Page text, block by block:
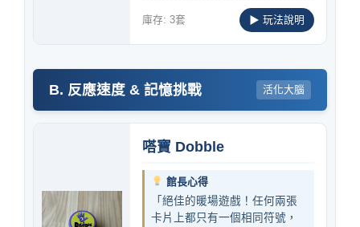
庫存: 3套 ▶ 玩法說明
B. 反應速度 & 記憶挑戰 活化大腦
嗒寶 Dobble
館長心得
「絕佳的暖場遊戲！任何兩張
卡片上都只有一個相同符號，